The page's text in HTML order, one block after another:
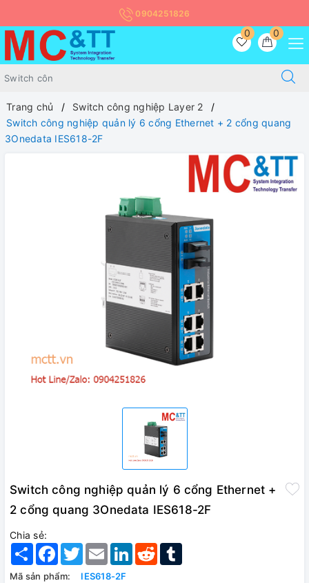
0904251826
0
0
Trang chủ
Switch công nghiệp Layer 2
Switch công nghiệp quản lý 6 cổng Ethernet + 2 cổng quang
3Onedata IES618-2F
Switch công nghiệp quản lý 6 cổng Ethernet +
2 cổng quang 3Onedata IES618-2F
Chia sẻ:
Share Facebook
TwitterEmail LinkedInReddit
Mã sản phẩm:
IES618-2F